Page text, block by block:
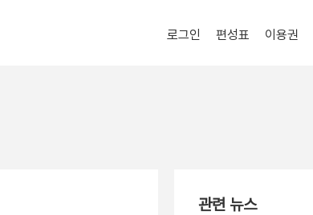
로그인 편성표 이용권
관련 뉴스